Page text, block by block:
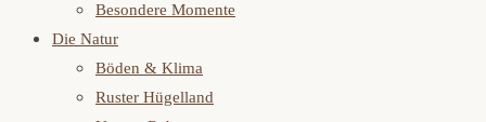
Besondere Momente
Die Natur
Böden & Klima
Ruster Hügelland